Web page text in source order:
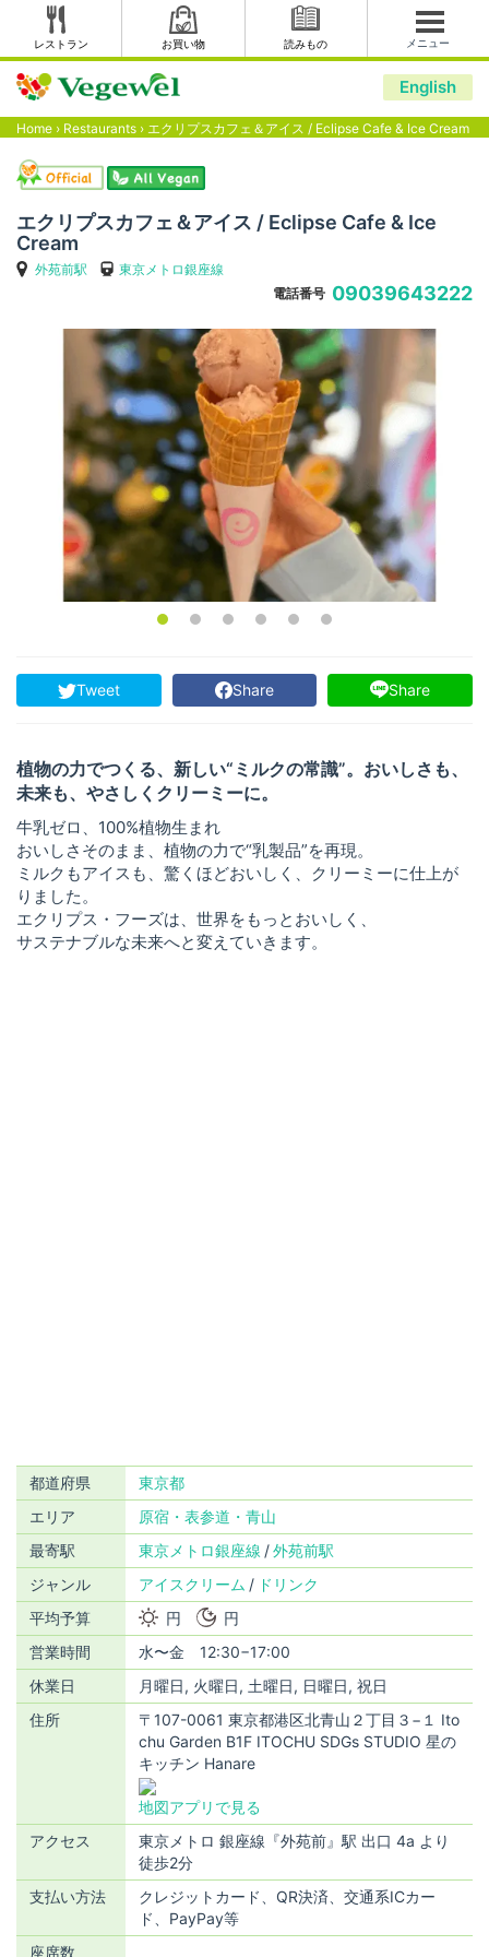
レストラン お買い物 読みもの メニュー
English
Home › Restaurants › エクリプスカフェ＆アイス / Eclipse Cafe & Ice Cream
エクリプスカフェ＆アイス / Eclipse Cafe & Ice
Cream
外苑前駅
東京メトロ銀座線
電話番号 09039643222
Tweet Share Share
植物の力でつくる、新しい“ミルクの常識”。おいしさも、
未来も、やさしくクリーミーに。
牛乳ゼロ、100%植物生まれ
おいしさそのまま、植物の力で“乳製品”を再現。
ミルクもアイスも、驚くほどおいしく、クリーミーに仕上が
りました。
エクリプス・フーズは、世界をもっとおいしく、
サステナブルな未来へと変えていきます。
都道府県
東京都
エリア
原宿・表参道・青山
最寄駅
東京メトロ銀座線
外苑前駅
ジャンル
アイスクリーム
ドリンク
平均予算
円
円
営業時間
水〜金 12:30−17:00
休業日
月曜日, 火曜日, 土曜日, 日曜日, 祝日
住所
〒107-0061 東京都港区北青山２丁目３−１ Ito
chu Garden B1F ITOCHU SDGs STUDIO 星の
キッチン Hanare
地図アプリで見る
アクセス
東京メトロ 銀座線『外苑前』駅 出⼝ 4a より
徒歩2分
支払い方法
クレジットカード、QR決済、交通系ICカー
ド、PayPay等
座席数